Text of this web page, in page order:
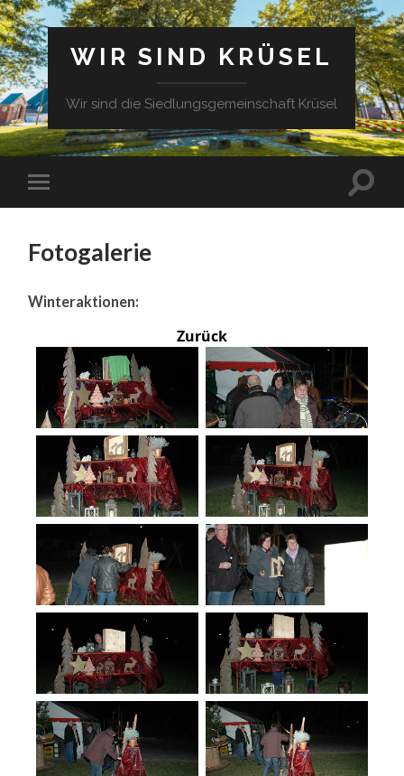
WIR SIND KRÜSEL
Wir sind die Siedlungsgemeinschaft Krüsel
Fotogalerie
Winteraktionen:
Zurück